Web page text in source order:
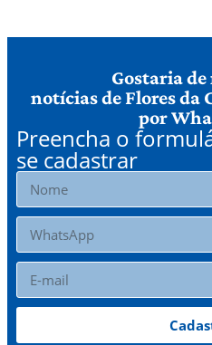
Gostaria de
notícias de Flores da
por
Preencha o
se cadastrar